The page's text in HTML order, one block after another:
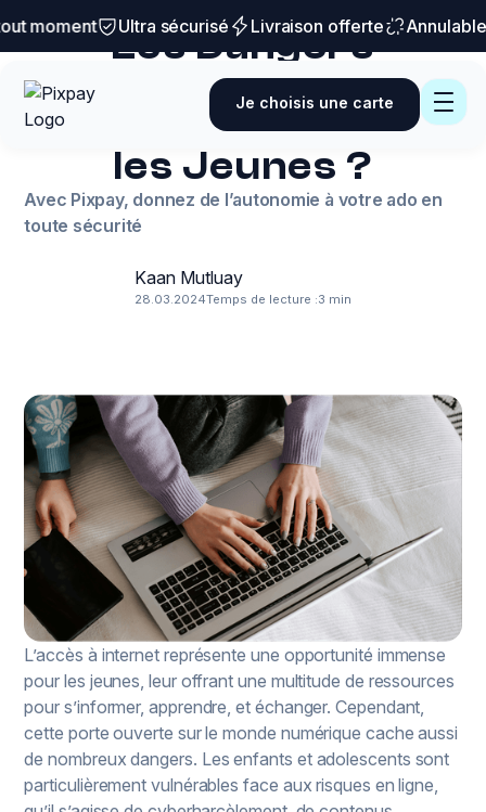
moment Ultra sécurisé Livraison offerte Annulable
Je choisis une carte
Danger à éviter
Les Dangers
d'Internet :
Comment Protéger
les Jeunes ?
Avec Pixpay, donnez de l’autonomie à votre ado en
toute sécurité
Kaan Mutluay
28.03.2024Temps de lecture :3 min
L’accès à internet représente une opportunité immense
pour les jeunes, leur offrant une multitude de ressources
pour s’informer, apprendre, et échanger. Cependant,
cette porte ouverte sur le monde numérique cache aussi
de nombreux dangers. Les enfants et adolescents sont
particulièrement vulnérables face aux risques en ligne,